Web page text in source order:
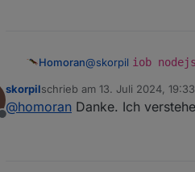
Homoran@skorpil iob
Offline
skorpilschrieb am 13. Juli 2024, 19:33
zuletzt editiert von
@homoran Danke. Ich